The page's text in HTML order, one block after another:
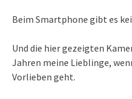
Beim Smartphone gibt es
Und die hier gezeigten
Jahren meine Lieblinge,
Vorlieben geht.